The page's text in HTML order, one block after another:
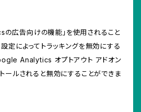
広告向けの機能」を使用されること
定によってトラッキングを無効にする
Analytics オプトアウト アドオン
ールされると無効にすることができま